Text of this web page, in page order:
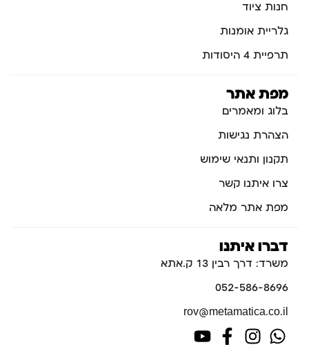
חנות ציוד
גלריית אומנות
תרפיית 4 היסודות
מפת אתר
בלוג ומאמרים
הצהרת נגישות
תקנון ותנאי שימוש
צרו איתנו קשר
מפת אתר מלאה
דברו איתנו
משרד: דרך רבין 13 ק.אתא
052-586-8696
rov@metamatica.co.il